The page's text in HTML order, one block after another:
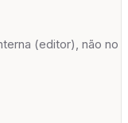
(editor), não no